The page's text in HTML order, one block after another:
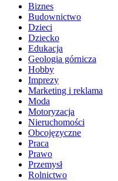
Biznes
Budownictwo
Dzieci
Dziecko
Edukacja
Geologia górnicza
Hobby
Imprezy
Marketing i reklama
Moda
Motoryzacja
Nieruchomości
Obcojęzyczne
Praca
Prawo
Przemysł
Rolnictwo